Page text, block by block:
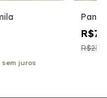
sem juros